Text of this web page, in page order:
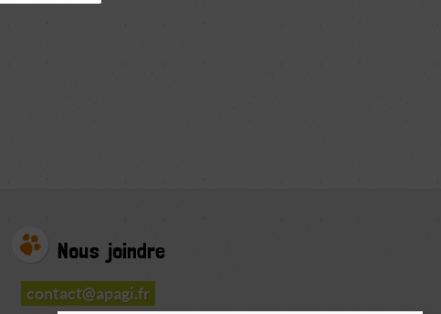
Nous joindre
contact@apagi.fr